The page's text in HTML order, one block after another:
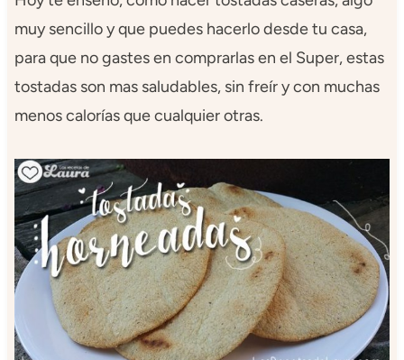
muy sencillo y que puedes hacerlo desde tu casa,
para que no gastes en comprarlas en el Super, estas
tostadas son mas saludables, sin freír y con muchas
menos calorías que cualquier otras.